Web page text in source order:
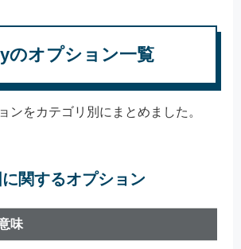
のオプション一覧
ンをカテゴリ別にまとめました。
関するオプション
味